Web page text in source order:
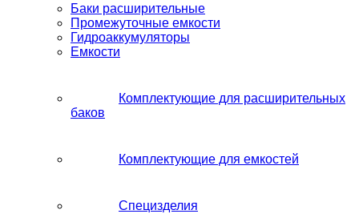
Баки расширительные
Промежуточные емкости
Гидроаккумуляторы
Емкости
Комплектующие для расширительных
баков
Комплектующие для емкостей
Специзделия